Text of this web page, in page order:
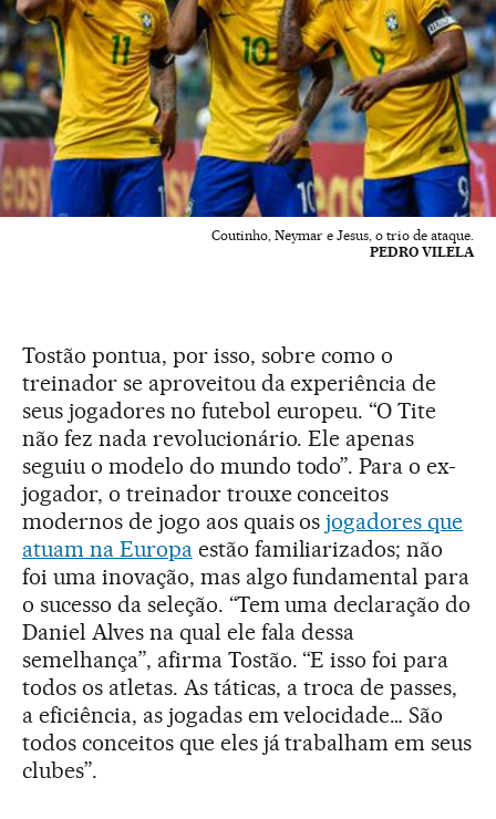
Coutinho, Neymar e Jesus, o trio de ataque.
PEDRO VILELA
Tostão pontua, por isso, sobre como o
treinador se aproveitou da experiência de
seus jogadores no futebol europeu. “O Tite
não fez nada revolucionário. Ele apenas
seguiu o modelo do mundo todo”. Para o ex-
jogador, o treinador trouxe conceitos
modernos de jogo aos quais osjogadores que
atuam na Europaestão familiarizados; não
foi uma inovação, mas algo fundamental para
o sucesso da seleção. “Tem uma declaração do
Daniel Alves na qual ele fala dessa
semelhança”, afirma Tostão. “E isso foi para
todos os atletas. As táticas, a troca de passes,
a eficiência, as jogadas em velocidade… São
todos conceitos que eles já trabalham em seus
clubes”.